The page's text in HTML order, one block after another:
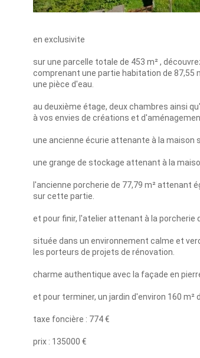
en exclusivite
sur une parcelle totale de 453 m² ,
comprenant une partie habitation de 87,55
une pièce d'eau.
au deuxième étage, deux chambres ainsi
à vos envies de créations et
une ancienne écurie attenante à la maison
une grange de stockage attenant à la
l'ancienne porcherie de 77,79 m² attenant
sur cette partie.
et pour finir, l'atelier attenant à la porcherie
située dans un environnement calme et
les porteurs de projets de rénovation.
charme authentique avec la façade en
et pour terminer, un jardin d'environ 160
taxe foncière : 774 €
prix : 135000 €